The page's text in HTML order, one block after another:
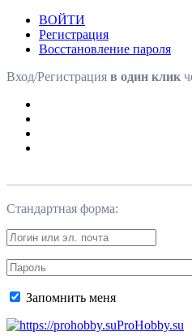
ВОЙТИ
Регистрация
Восстановление пароля
Вход/Регистрация в один клик
Стандартная форма:
Запомнить меня
ProHobby.su